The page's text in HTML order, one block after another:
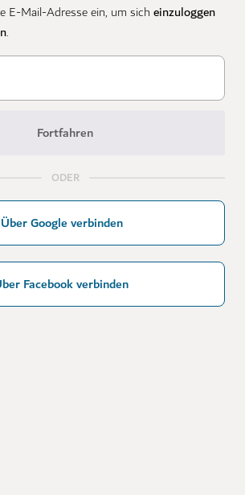
E-Mail-Adresse ein, um sich einzuloggen
.
Fortfahren
ODER
Über Google verbinden
Facebook verbinden